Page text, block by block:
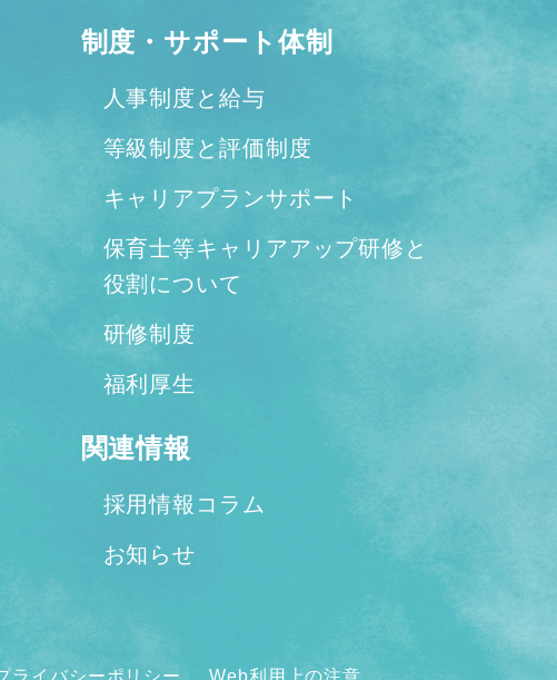
制度・サポート体制
人事制度と給与
等級制度と評価制度
キャリアプランサポート
保育士等キャリアアップ研修と
役割について
研修制度
福利厚生
関連情報
採用情報コラム
お知らせ
ライバシーポリシー Web利用上の注意